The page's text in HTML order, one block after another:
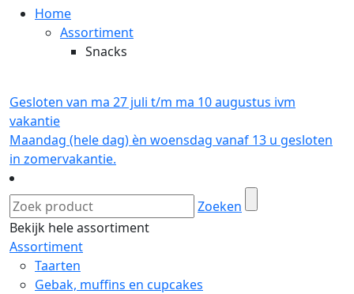
Home
Assortiment
Snacks
Gesloten van ma 27 juli t/m ma 10 augustus ivm
vakantie
Maandag (hele dag) èn woensdag vanaf 13 u gesloten
in zomervakantie.
Zoeken
Bekijk hele assortiment
Assortiment
Taarten
Gebak, muffins en cupcakes